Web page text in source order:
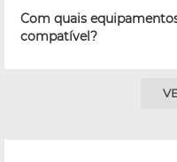
Com quais
compatível?